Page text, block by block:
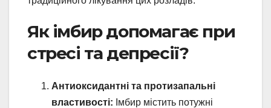
Як імбир допомагає при
стресі та депресії?
Антиоксидантні та протизапальні
властивості: Імбир містить потужні